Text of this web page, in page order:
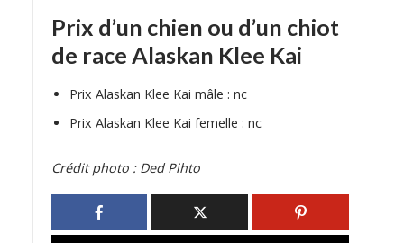
Prix d’un chien ou d’un chiot
de race Alaskan Klee Kai
Prix Alaskan Klee Kai mâle : nc
Prix Alaskan Klee Kai femelle : nc
Crédit photo : Ded Pihto